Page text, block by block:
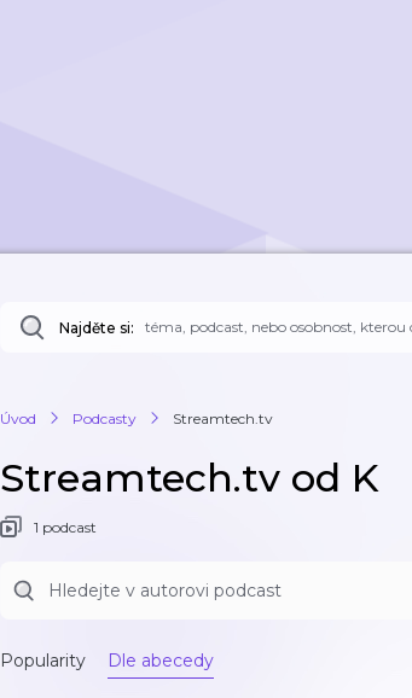
Najděte si:
Úvod Podcasty Streamtech.tv
Streamtech.tv od K
1 podcast
Popularity Dle abecedy